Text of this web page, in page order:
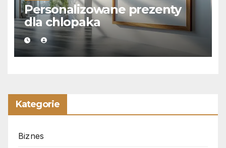
Personalizowane prezenty
dla chlopaka
Kategorie
Biznes